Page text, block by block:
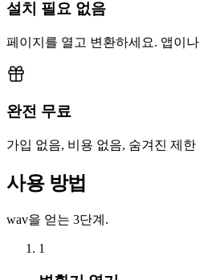
설치 필요 없음
페이지를 열고 변환하세요. 앱이
완전 무료
가입 없음, 비용 없음, 숨겨진 제
사용 방법
wav을 얻는 3단계.
1